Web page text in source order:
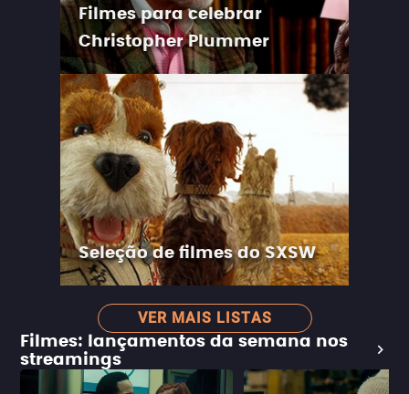
Filmes para celebrar
Christopher Plummer
Seleção de filmes do SXSW
VER MAIS LISTAS
Filmes: lançamentos da semana nos
streamings